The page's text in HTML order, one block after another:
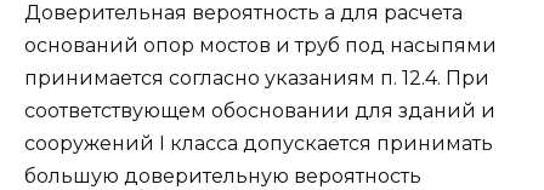
Доверительная вероятность a для расчета
оснований опор мостов и труб под насыпями
принимается согласно указаниям п. 12.4. При
соответствующем обосновании для зданий и
сооружений I класса допускается принимать
большую доверительную вероятность